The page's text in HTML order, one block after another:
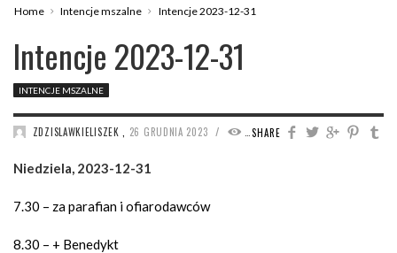
Home Intencje mszalne Intencje 2023-12-31
Intencje 2023-12-31
INTENCJE MSZALNE
SHARE
ZDZISLAWKIELISZEK 26 GRUDNIA 2023 / 1678
Niedziela, 2023-12-31
7.30 – za parafian i ofiarodawców
8.30 – + Benedykt